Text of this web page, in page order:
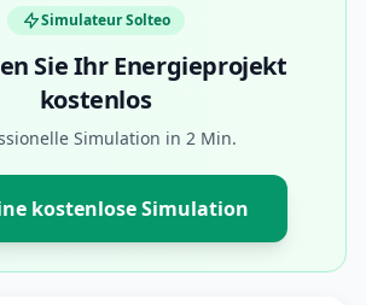
Simulateur Solteo
Sie Ihr Energieprojekt
kostenlos
Simulation in 2 Min.
kostenlose Simulation